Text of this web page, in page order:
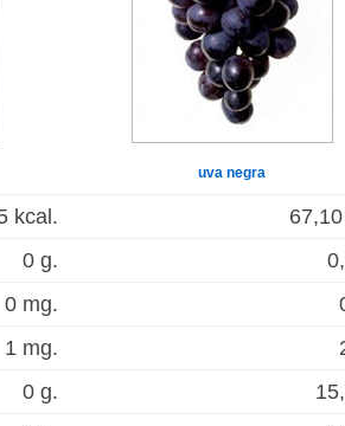
uva negra
kcal.
0 g.
0 mg.
1 mg.
0 g.